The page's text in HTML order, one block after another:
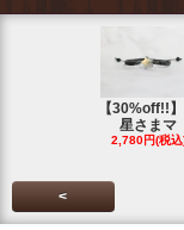
【30%off!!
星さまマ
2,780円(税込
<